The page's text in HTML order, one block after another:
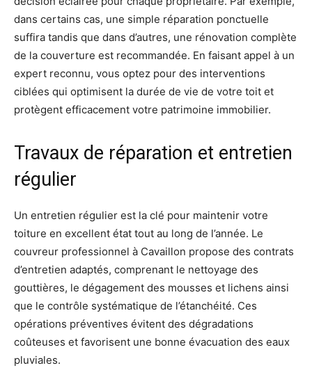
dans certains cas, une simple réparation ponctuelle
suffira tandis que dans d’autres, une rénovation complète
de la couverture est recommandée. En faisant appel à un
expert reconnu, vous optez pour des interventions
ciblées qui optimisent la durée de vie de votre toit et
protègent efficacement votre patrimoine immobilier.
Travaux de réparation et entretien
régulier
Un entretien régulier est la clé pour maintenir votre
toiture en excellent état tout au long de l’année. Le
couvreur professionnel à Cavaillon propose des contrats
d’entretien adaptés, comprenant le nettoyage des
gouttières, le dégagement des mousses et lichens ainsi
que le contrôle systématique de l’étanchéité. Ces
opérations préventives évitent des dégradations
coûteuses et favorisent une bonne évacuation des eaux
pluviales.